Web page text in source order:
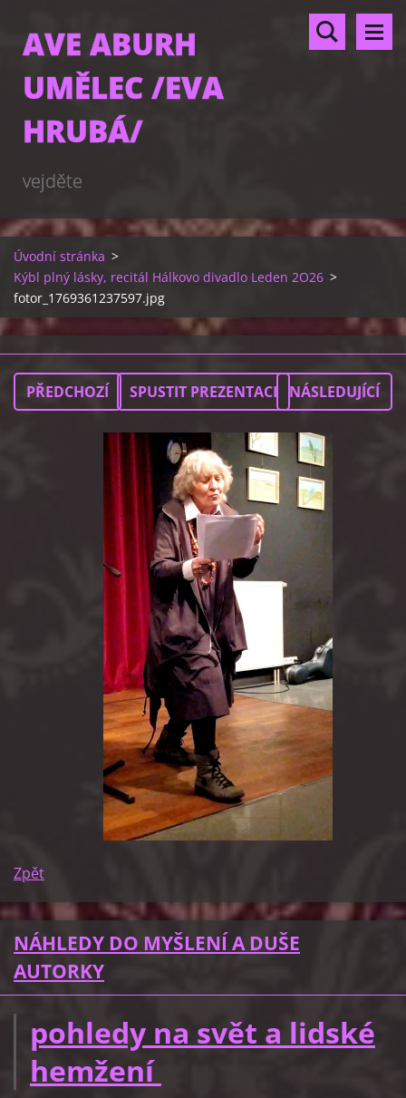
AVE ABURH
UMĚLEC /EVA
HRUBÁ/
vejděte
Úvodní stránka >
Kýbl plný lásky, recitál Hálkovo divadlo Leden 2O26 >
fotor_1769361237597.jpg
PŘEDCHOZÍ SPUSTIT PREZENTACI NÁSLEDUJÍCÍ
Zpět
NÁHLEDY DO MYŠLENÍ A DUŠE
AUTORKY
pohledy na svět a lidské
hemžení